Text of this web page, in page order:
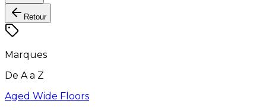
Retour
Marques
De A a Z
Aged Wide Floors